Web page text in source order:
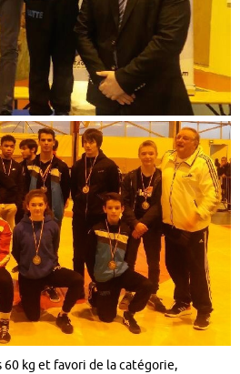
60 kg et favori de la catégorie,